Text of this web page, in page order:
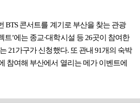
BTS 콘서트를 계기로 부산을 찾는 관광
트’에는 종교·대학시설 등 26곳이 참여한
21가구가 신청했다. 또 관내 91개의 숙박
참여해 부산에서 열리는 메가 이벤트에